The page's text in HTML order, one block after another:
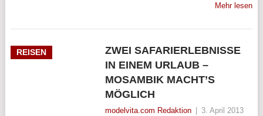
Mehr lesen
REISEN
ZWEI SAFARIERLEBNISSE
IN EINEM URLAUB –
MOSAMBIK MACHT’S
MÖGLICH
modelvita.com Redaktion 3. April 2013